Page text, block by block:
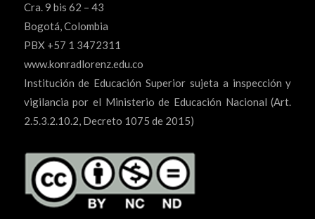
Cra. 9 bis 62 – 43
Bogotá, Colombia
PBX +57 1 3472311
www.konradlorenz.edu.co
Institución de Educación Superior sujeta a inspección y
vigilancia por el Ministerio de Educación Nacional (Art.
2.5.3.2.10.2, Decreto 1075 de 2015)